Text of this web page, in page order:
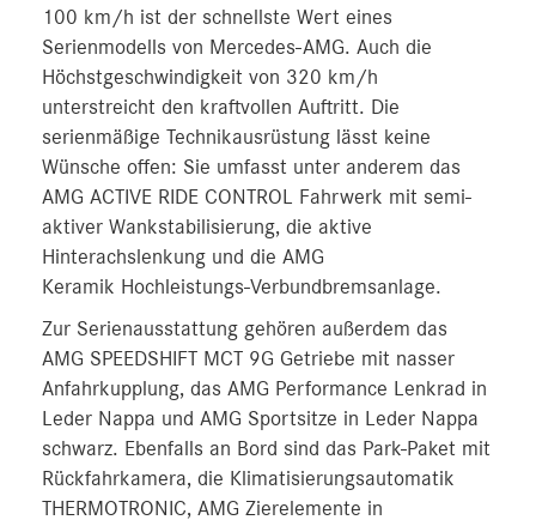
100 km/h ist der schnellste Wert eines
Serienmodells von Mercedes-AMG. Auch die
Höchstgeschwindigkeit von 320 km/h
unterstreicht den kraftvollen Auftritt. Die
serienmäßige Technikausrüstung lässt keine
Wünsche offen: Sie umfasst unter anderem das
AMG ACTIVE RIDE CONTROL Fahrwerk mit semi-
aktiver Wankstabilisierung, die aktive
Hinterachslenkung und die AMG
Keramik Hochleistungs‑Verbundbremsanlage.
Zur Serienausstattung gehören außerdem das
AMG SPEEDSHIFT MCT 9G Getriebe mit nasser
Anfahrkupplung, das AMG Performance Lenkrad in
Leder Nappa und AMG Sportsitze in Leder Nappa
schwarz. Ebenfalls an Bord sind das Park-Paket mit
Rückfahrkamera, die Klimatisierungsautomatik
THERMOTRONIC, AMG Zierelemente in